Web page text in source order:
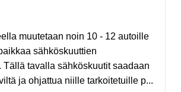
muutetaan noin 10 - 12 autoille
sähköskuuttien
Tällä tavalla sähköskuutit saadaan
ja ohjattua niille tarkoitetuille p...